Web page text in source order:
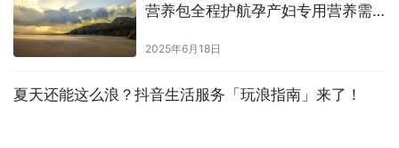
营养包全程护航孕产妇专用营养需
2025年6月18日
夏天还能这么浪？抖音生活服务「玩浪指南」来了！